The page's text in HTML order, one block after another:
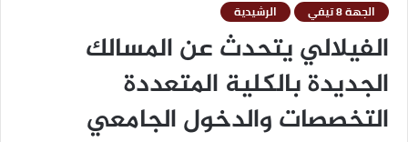
الجهة 8 تيفي الرشيدية
الفيلالي يتحدث عن المسالك
الجديدة بالكلية المتعددة
التخصصات والدخول الجامعي